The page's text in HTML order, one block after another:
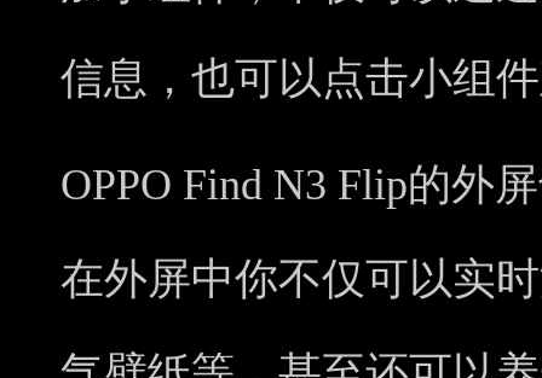
信息，也可以点击小组
OPPO Find N3 Flip的外
在外屏中你不仅可以实